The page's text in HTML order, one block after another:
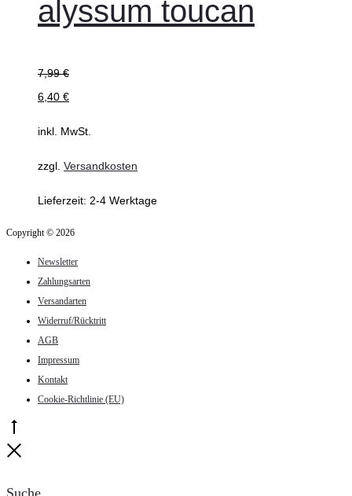
Die
Produktseite
alyssum toucan
7,99€
6,40 €
inkl. MwSt.
zzgl. Versandkosten
Lieferzeit: 2-4 Werktage
Copyright © 2026
Newsletter
Zahlungsarten
Versandarten
Widerruf/Rücktritt
AGB
Impressum
Kontakt
Cookie-Richtlinie (EU)
Suche